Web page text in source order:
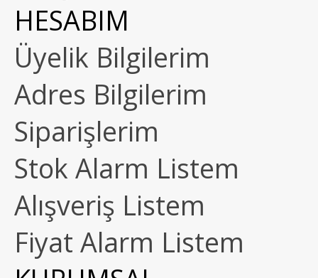
HESABIM
Üyelik Bilgilerim
Adres Bilgilerim
Siparişlerim
Stok Alarm Listem
Alışveriş Listem
Fiyat Alarm Listem